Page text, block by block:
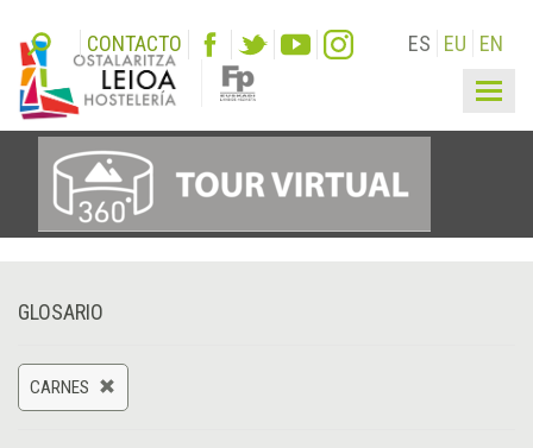
CONTACTO ES EU EN
GLOSARIO
CARNES